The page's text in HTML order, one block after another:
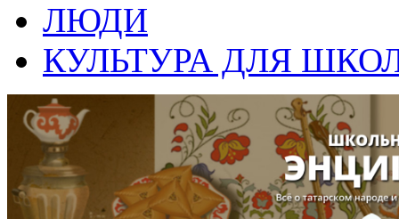
ЛЮДИ
КУЛЬТУРА ДЛЯ